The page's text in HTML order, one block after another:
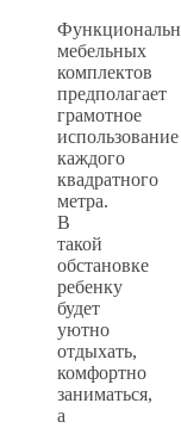
мебельных
комплектов
предполагает
грамотное
использование
каждого
квадратного
метра.
В
такой
обстановке
ребенку
будет
уютно
отдыхать,
комфортно
заниматься,
а